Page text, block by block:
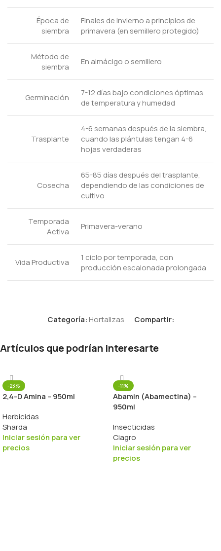
Época de
siembra
Finales de invierno a principios de
primavera (en semillero protegido)
Método de
siembra
En almácigo o semillero
Germinación
7-12 días bajo condiciones óptimas
de temperatura y humedad
Trasplante
4-6 semanas después de la siembra,
cuando las plántulas tengan 4-6
hojas verdaderas
Cosecha
65-85 días después del trasplante,
dependiendo de las condiciones de
cultivo
Temporada
Activa
Primavera-verano
Vida Productiva
1 ciclo por temporada, con
producción escalonada prolongada
Categoría:Hortalizas Compartir:
Artículos que podrían interesarte
-23%
2,4-D Amina – 950ml
Herbicidas
Sharda
Iniciar sesión para ver
precios
-11%
Abamin (Abamectina) –
950ml
Insecticidas
Ciagro
Iniciar sesión para ver
precios